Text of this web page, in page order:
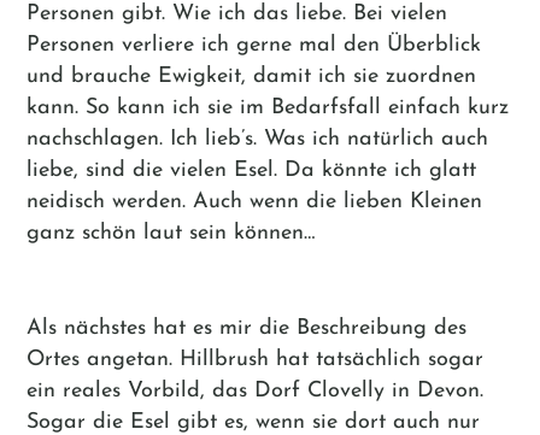
Personen gibt. Wie ich das liebe. Bei vielen
Personen verliere ich gerne mal den Überblick
und brauche Ewigkeit, damit ich sie zuordnen
kann. So kann ich sie im Bedarfsfall einfach kurz
nachschlagen. Ich lieb’s. Was ich natürlich auch
liebe, sind die vielen Esel. Da könnte ich glatt
neidisch werden. Auch wenn die lieben Kleinen
ganz schön laut sein können…
Als nächstes hat es mir die Beschreibung des
Ortes angetan. Hillbrush hat tatsächlich sogar
ein reales Vorbild, das Dorf Clovelly in Devon.
Sogar die Esel gibt es, wenn sie dort auch nur